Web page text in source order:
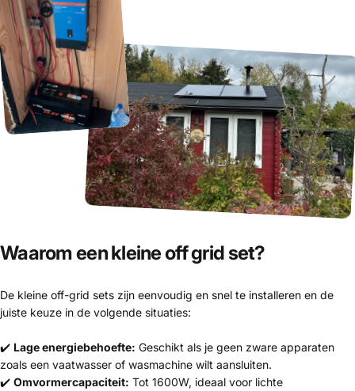
Waarom een kleine off grid set?
De kleine off-grid sets zijn eenvoudig en snel te installeren en de
juiste keuze in de volgende situaties:
✔️ Lage energiebehoefte: Geschikt als je geen zware apparaten
zoals een vaatwasser of wasmachine wilt aansluiten.
✔️ Omvormercapaciteit: Tot 1600W, ideaal voor lichte